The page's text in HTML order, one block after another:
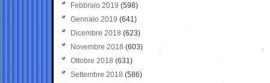
Febbraio 2019 (598)
Gennaio 2019 (641)
Dicembre 2018 (623)
Novembre 2018 (603)
Ottobre 2018 (631)
Settembre 2018 (586)